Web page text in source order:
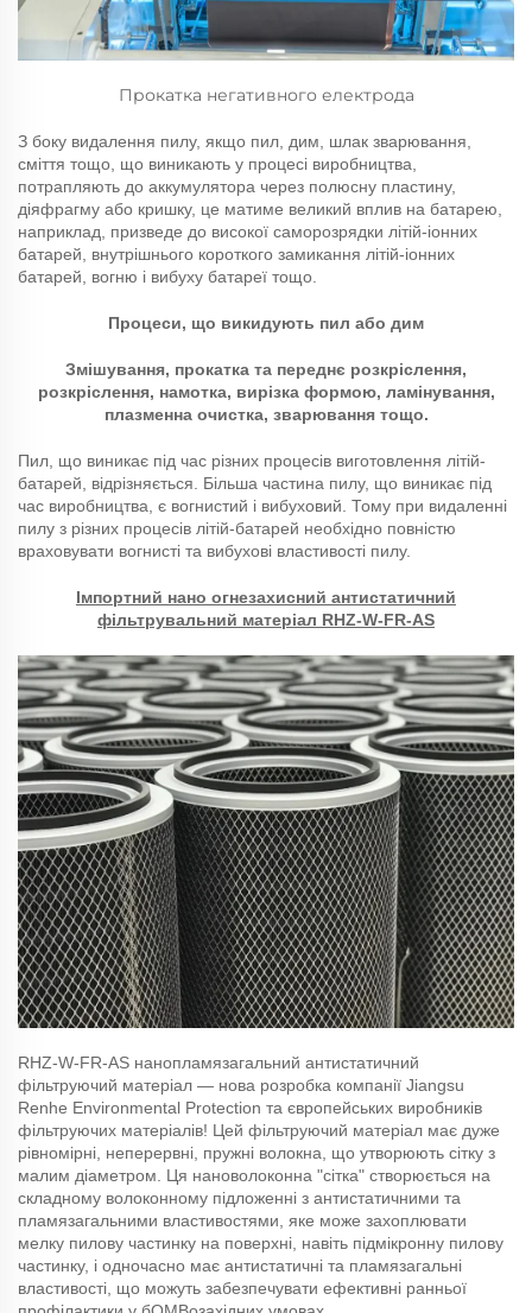
Прокатка негативного електрода
З боку видалення пилу, якщо пил, дим, шлак зварювання,
сміття тощо, що виникають у процесі виробництва,
потрапляють до аккумулятора через полюсну пластину,
діяфрагму або кришку, це матиме великий вплив на батарею,
наприклад, призведе до високої саморозрядки літій-іонних
батарей, внутрішнього короткого замикання літій-іонних
батарей, вогню і вибуху батареї тощо.
Процеси, що викидують пил або дим
Змішування, прокатка та переднє розкріслення,
розкріслення, намотка, вирізка формою, ламінування,
плазменна очистка, зварювання тощо.
Пил, що виникає під час різних процесів виготовлення літій-
батарей, відрізняється. Більша частина пилу, що виникає під
час виробництва, є вогнистий і вибуховий. Тому при видаленні
пилу з різних процесів літій-батарей необхідно повністю
враховувати вогнисті та вибухові властивості пилу.
Імпортний нано огнезахисний антистатичний
фільтрувальний матеріал RHZ-W-FR-AS
RHZ-W-FR-AS нанопламязагальний антистатичний
фільтруючий матеріал — нова розробка компанії Jiangsu
Renhe Environmental Protection та європейських виробників
фільтруючих матеріалів! Цей фільтруючий матеріал має дуже
рівномірні, неперервні, пружні волокна, що утворюють сітку з
малим діаметром. Ця нановолоконна "сітка" створюється на
складному волоконному підложенні з антистатичними та
пламязагальними властивостями, яке може захоплювати
мелку пилову частинку на поверхні, навіть підмікронну пилову
частинку, і одночасно має антистатичні та пламязагальні
властивості, що можуть забезпечувати ефективні ранньої